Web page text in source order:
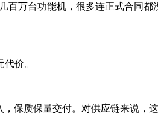
万台功能机，很多连正式合同
价。
保质保量交付。对供应链来说